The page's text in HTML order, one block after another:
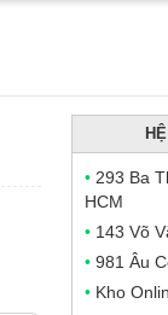
• 293 Ba
HCM
• 143 Võ
• 981 Âu
• Kho